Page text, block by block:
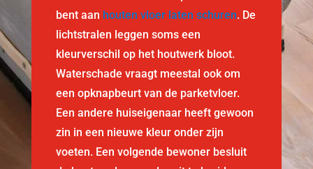
bent aan houten vloer laten schuren. De
lichtstralen leggen soms een
kleurverschil op het houtwerk bloot.
Waterschade vraagt meestal ook om
een opknapbeurt van de parketvloer.
Een andere huiseigenaar heeft gewoon
zin in een nieuwe kleur onder zijn
voeten. Een volgende bewoner besluit